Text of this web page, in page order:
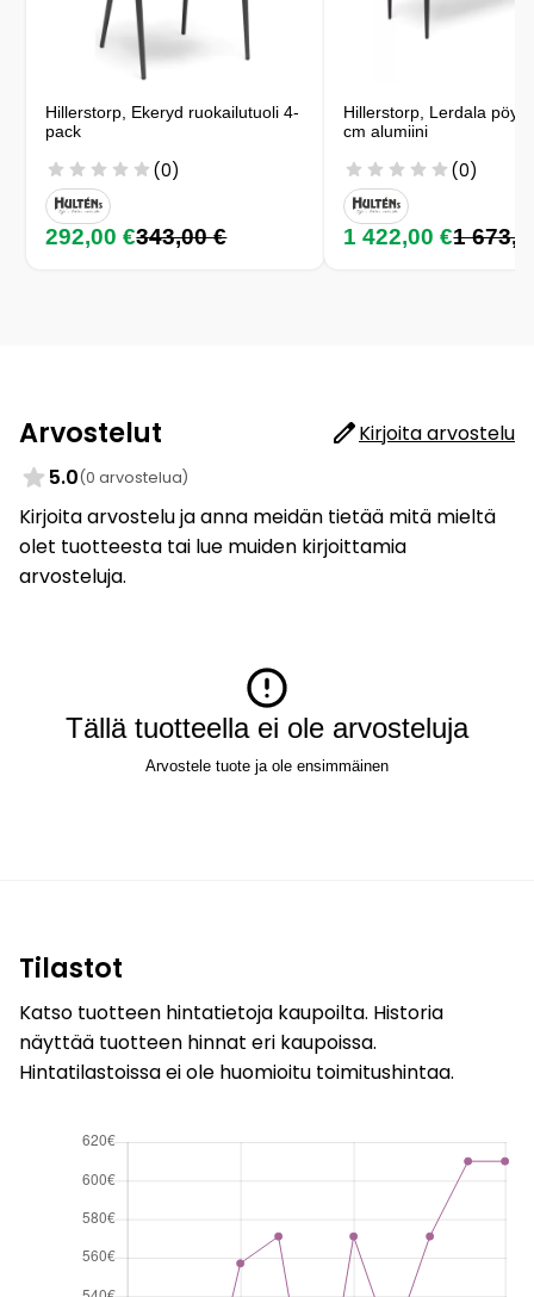
Hillerstorp, Ekeryd ruokailutuoli 4-
pack
(0)
292,00 €343,00 €
Hillerstorp, Lerdala
cm alumiini
(0)
1 422,00 €1
Arvostelut
Kirjoita arvostelu
5.0(0 arvostelua)
Kirjoita arvostelu ja anna meidän tietää mitä mieltä
olet tuotteesta tai lue muiden kirjoittamia
arvosteluja.
Tällä tuotteella ei ole arvosteluja
Arvostele tuote ja ole ensimmäinen
Tilastot
Katso tuotteen hintatietoja kaupoilta. Historia
näyttää tuotteen hinnat eri kaupoissa.
Hintatilastoissa ei ole huomioitu toimitushintaa.